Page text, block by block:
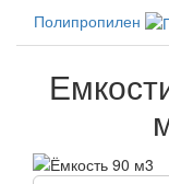
Полипропилен